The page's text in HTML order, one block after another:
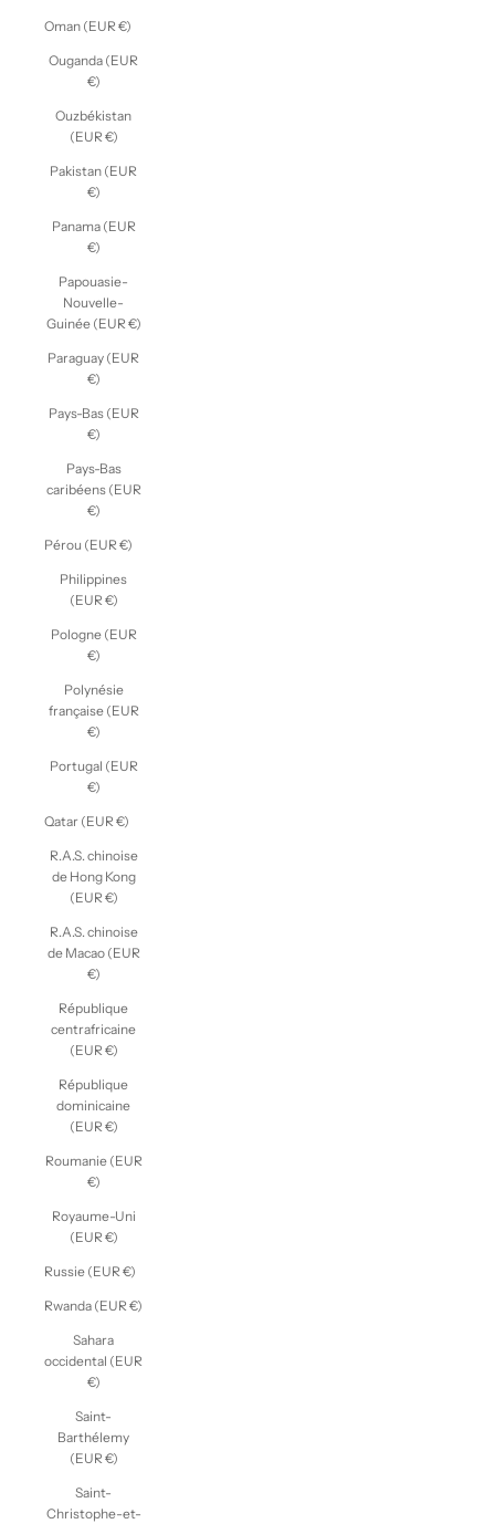
Oman (EUR €)
Ouganda (EUR
€)
Ouzbékistan
(EUR €)
Pakistan (EUR
€)
Panama (EUR
€)
Papouasie-
Nouvelle-
Guinée (EUR €)
Paraguay (EUR
€)
Pays-Bas (EUR
€)
Pays-Bas
caribéens (EUR
€)
Pérou (EUR €)
Philippines
(EUR €)
Pologne (EUR
€)
Polynésie
française (EUR
€)
Portugal (EUR
€)
Qatar (EUR €)
R.A.S. chinoise
de Hong Kong
(EUR €)
R.A.S. chinoise
de Macao (EUR
€)
République
centrafricaine
(EUR €)
République
dominicaine
(EUR €)
Roumanie (EUR
€)
Royaume-Uni
(EUR €)
Russie (EUR €)
Rwanda (EUR €)
Sahara
occidental (EUR
€)
Saint-
Barthélemy
(EUR €)
Saint-
Christophe-et-